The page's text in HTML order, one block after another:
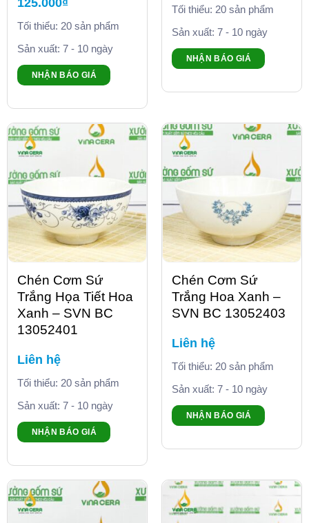
125.000₫
Tối thiểu: 20 sản phẩm
Sản xuất: 7 - 10 ngày
NHẬN BÁO GIÁ
Tối thiểu: 20 sản phẩm
Sản xuất: 7 - 10 ngày
NHẬN BÁO GIÁ
Chén Cơm Sứ
Trắng Họa Tiết Hoa
Xanh – SVN BC
13052401
Liên hệ
Tối thiểu: 20 sản phẩm
Sản xuất: 7 - 10 ngày
NHẬN BÁO GIÁ
Chén Cơm Sứ
Trắng Hoa Xanh –
SVN BC 13052403
Liên hệ
Tối thiểu: 20 sản phẩm
Sản xuất: 7 - 10 ngày
NHẬN BÁO GIÁ